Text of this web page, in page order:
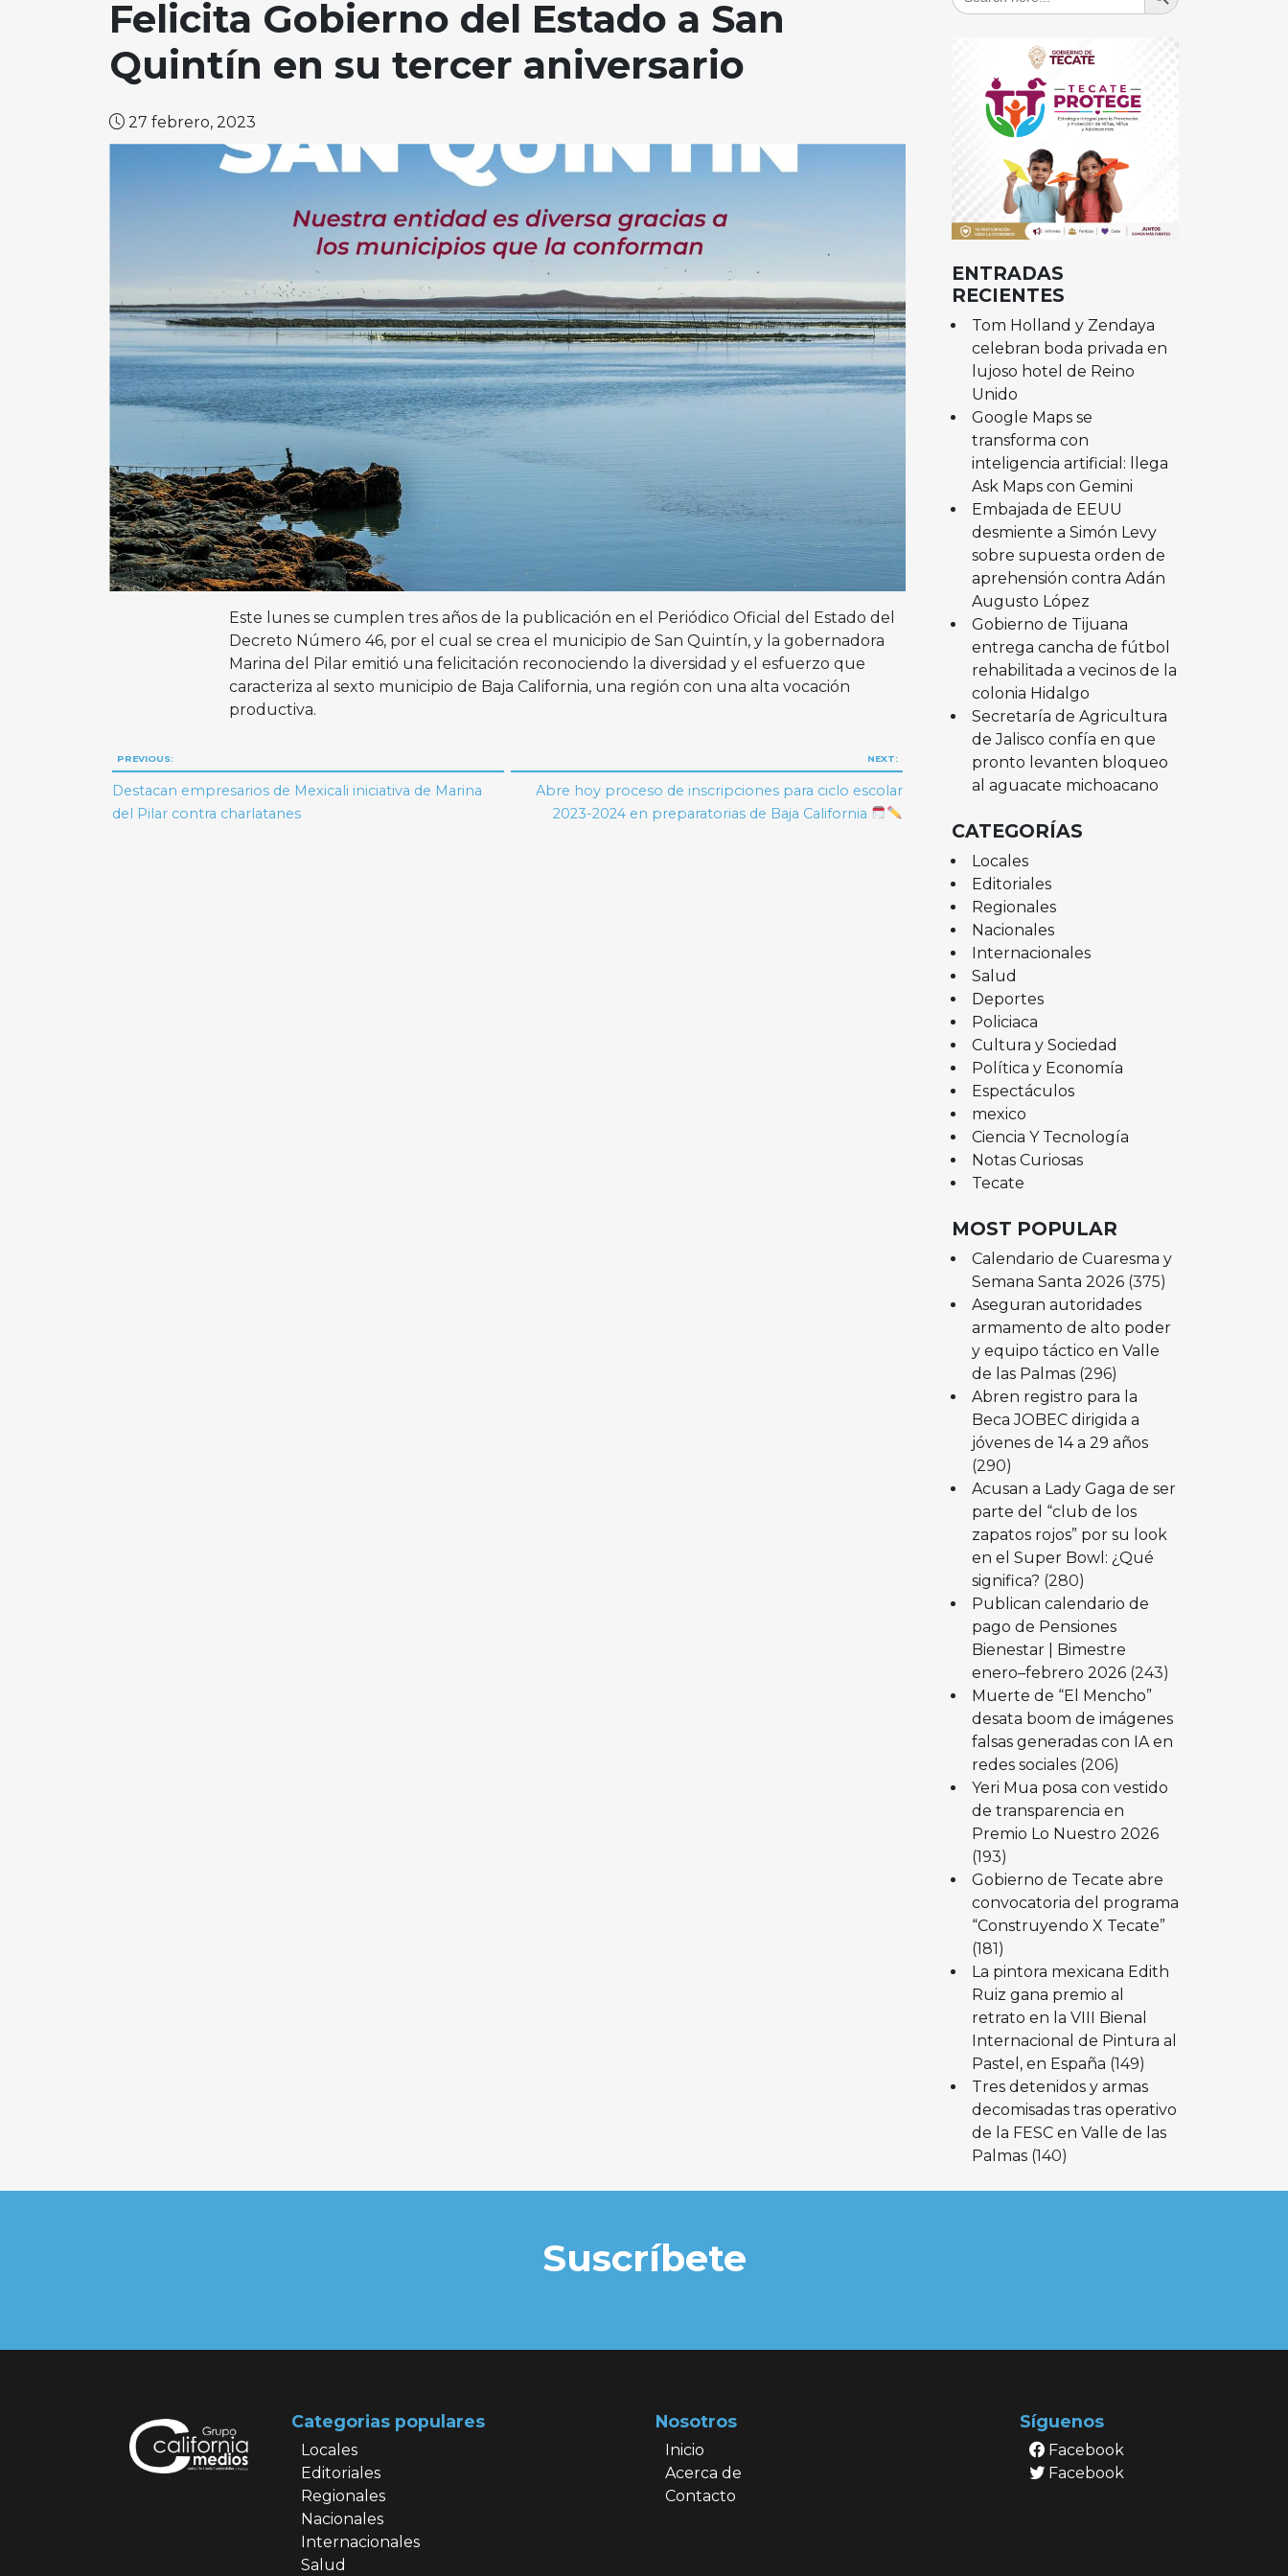
Felicita Gobierno del Estado a San
Quintín en su tercer aniversario
27 febrero, 2023
Este lunes se cumplen tres años de la publicación en el Periódico Oficial del Estado del
Decreto Número 46, por el cual se crea el municipio de San Quintín, y la gobernadora
Marina del Pilar emitió una felicitación reconociendo la diversidad y el esfuerzo que
caracteriza al sexto municipio de Baja California, una región con una alta vocación
productiva.
Navegación
de
PREVIOUS:
Destacan empresarios de Mexicali iniciativa de Marina
del Pilar contra charlatanes
NEXT:
Abre hoy proceso de inscripciones para ciclo escolar
2023-2024 en preparatorias de Baja California
ENTRADAS
RECIENTES
Tom Holland y Zendaya
celebran boda privada en
lujoso hotel de Reino
Unido
Google Maps se
transforma con
inteligencia artificial: llega
Ask Maps con Gemini
Embajada de EEUU
desmiente a Simón Levy
sobre supuesta orden de
aprehensión contra Adán
Augusto López
Gobierno de Tijuana
entrega cancha de fútbol
rehabilitada a vecinos de la
colonia Hidalgo
Secretaría de Agricultura
de Jalisco confía en que
pronto levanten bloqueo
al aguacate michoacano
CATEGORÍAS
Locales
Editoriales
Regionales
Nacionales
Internacionales
Salud
Deportes
Policiaca
Cultura y Sociedad
Política y Economía
Espectáculos
mexico
Ciencia Y Tecnología
Notas Curiosas
Tecate
MOST POPULAR
Calendario de Cuaresma y
Semana Santa 2026 (375)
Aseguran autoridades
armamento de alto poder
y equipo táctico en Valle
de las Palmas (296)
Abren registro para la
Beca JOBEC dirigida a
jóvenes de 14 a 29 años
(290)
Acusan a Lady Gaga de ser
parte del “club de los
zapatos rojos” por su look
en el Super Bowl: ¿Qué
significa? (280)
Publican calendario de
pago de Pensiones
Bienestar | Bimestre
enero–febrero 2026 (243)
Muerte de “El Mencho”
desata boom de imágenes
falsas generadas con IA en
redes sociales (206)
Yeri Mua posa con vestido
de transparencia en
Premio Lo Nuestro 2026
(193)
Gobierno de Tecate abre
convocatoria del programa
“Construyendo X Tecate”
(181)
La pintora mexicana Edith
Ruiz gana premio al
retrato en la VIII Bienal
Internacional de Pintura al
Pastel, en España (149)
Tres detenidos y armas
decomisadas tras operativo
de la FESC en Valle de las
Palmas (140)
Suscríbete
Categorias populares
Locales
Editoriales
Regionales
Nacionales
Internacionales
Salud
Nosotros
Inicio
Acerca de
Contacto
Síguenos
Facebook
Facebook